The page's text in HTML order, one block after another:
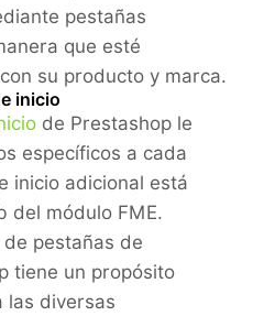
pestañas
que esté
su producto y marca.
inicio
de Prestashop le
específicos a cada
inicio adicional está
del módulo FME.
pestañas de
tiene un propósito
las diversas